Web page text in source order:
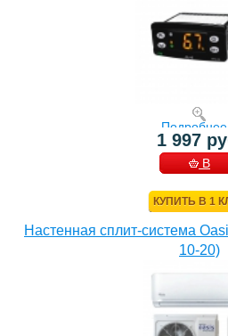
1 997
В
КУПИТЬ В 1
Настенная сплит-система
10-20)